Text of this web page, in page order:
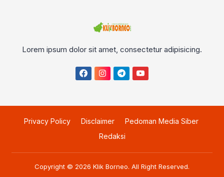
Lorem ipsum dolor sit amet, consectetur adipisicing.
Privacy Policy Disclaimer
Pedoman Media Siber
Redaksi
Copyright © 2026 Klik Borneo. All Right Reserved.